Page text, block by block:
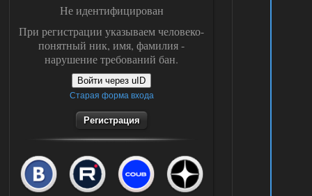
Не идентифицирован
При регистрации указываем человеко-
понятный ник, имя, фамилия -
нарушение требований бан.
Войти через uID
Старая форма входа
Регистрация